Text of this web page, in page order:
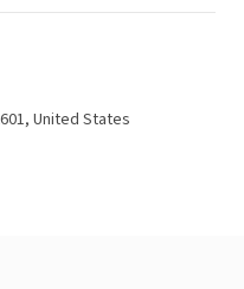
United States